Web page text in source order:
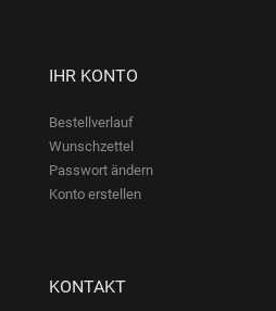
IHR KONTO
Bestellverlauf
Wunschzettel
Passwort ändern
Konto erstellen
KONTAKT